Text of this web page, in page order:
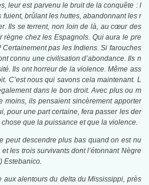
leur est parvenu le bruit de la conquête : l
brûlant les huttes, abandonnant les r
Ils se terrent, non loin de là, au cœur des
règne chez les Espagnols. Qui aura le pre
pas les Indiens. Si farouches
connu une civilisation d’abondance. Ils n
Ils ont horreur de la violence. Même ass
C’est nous qui savons cela maintenant. L
dans le bon droit. Avec plus ou m
moins, ils pensaient sincèrement apporter
pour une part certaine, fera passer les der
chose que la puissance et que la violence.
peut descendre plus bas quand on est nu
les trois survivants dont l’étonnant Nègre
Estebanico.
aux alentours du delta du Mississippi, près